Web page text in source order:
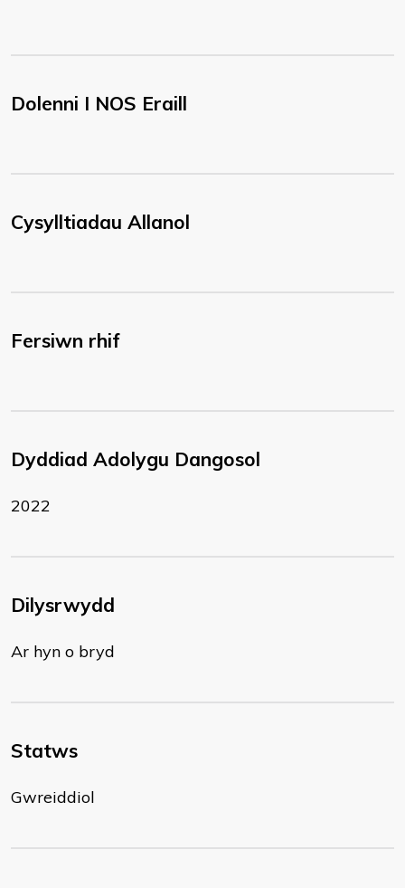
Dolenni I NOS Eraill
Cysylltiadau Allanol
Fersiwn rhif
Dyddiad Adolygu Dangosol
2022
Dilysrwydd
Ar hyn o bryd
Statws
Gwreiddiol